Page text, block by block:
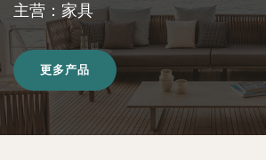
主营：家具
更多产品